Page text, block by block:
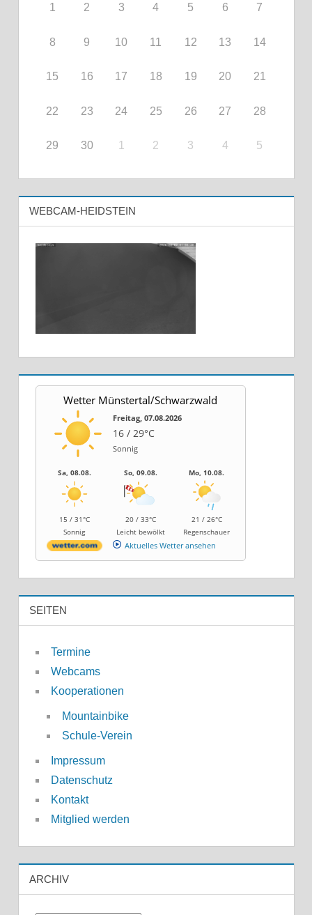
1 2 3 4 5 6 7
8 9 10 11 12 13 14
15 16 17 18 19 20 21
22 23 24 25 26 27 28
29 30 1 2 3 4 5
WEBCAM-HEIDSTEIN
Wetter Münstertal/Schwarzwald
Freitag, 07.08.2026
16 / 29°C
Sonnig
Sa, 08.08.
15 / 31°C
Sonnig
So, 09.08.
20 / 33°C
Leicht bewölkt
Mo, 10.08.
21 / 26°C
Regenschauer
Aktuelles Wetter ansehen
SEITEN
Termine
Webcams
Kooperationen
Mountainbike
Schule-Verein
Impressum
Datenschutz
Kontakt
Mitglied werden
ARCHIV